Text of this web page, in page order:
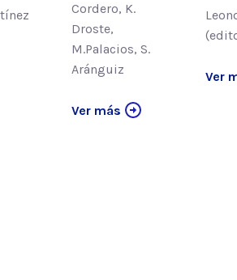
Cordero, K.
Droste,
M.Palacios, S.
Aránguiz
Ver más
Ver